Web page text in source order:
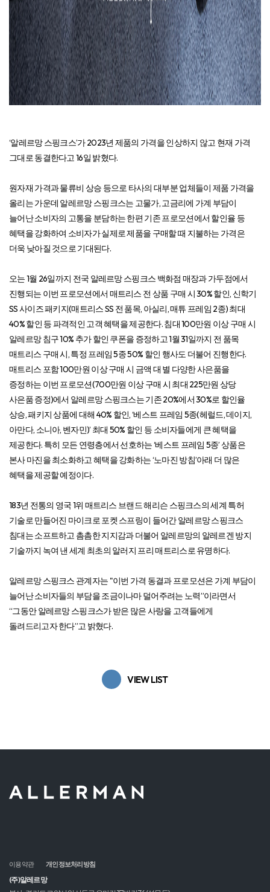
‘알레르망 스핑크스’가 2023년 제품의 가격을 인상하지 않고 현재 가격
그대로 동결한다고 16일 밝혔다.
원자재 가격과 물류비 상승 등으로 타사의 대부분 업체들이 제품 가격을
올리는 가운데 알레르망 스핑크스는 고물가, 고금리에 가계 부담이
늘어난 소비자의 고통을 분담하는 한편 기존 프로모션에서 할인율 등
혜택을 강화하여 소비자가 실제로 제품을 구매할 때 지불하는 가격은
더욱 낮아질 것으로 기대된다.
오는 1월 26일까지 전국 알레르망 스핑크스 백화점 매장과 가두점에서
진행되는 이번 프로모션에서 매트리스 전 상품 구매 시 30% 할인, 신학기
SS 사이즈 패키지(매트리스 SS 전 품목, 아실리, 매튜 프레임 2종) 최대
40% 할인 등 파격적인 고객 혜택을 제공한다. 침대 100만원 이상 구매 시
알레르망 침구 10% 추가 할인 쿠폰을 증정하고 1월 31일까지 전 품목
매트리스 구매 시, 특정 프레임 5종 50% 할인 행사도 더불어 진행한다.
매트리스 포함 100만원 이상 구매 시 금액 대 별 다양한 사은품을
증정하는 이번 프로모션(700만원 이상 구매 시 최대 225만원 상당
사은품 증정)에서 알레르망 스핑크스는 기존 20%에서 30%로 할인율
상승, 패키지 상품에 대해 40% 할인, ‘베스트 프레임 5종(헤럴드, 데이지,
아만다, 소니아, 벤자민)’ 최대 50% 할인 등 소비자들에게 큰 혜택을
제공한다. 특히 모든 연령층에서 선호하는 ‘베스트 프레임 5종’ 상품은
본사 마진을 최소화하고 혜택을 강화하는 ‘노마진 방침’아래 더 많은
혜택을 제공할 예정이다.
183년 전통의 영국 1위 매트리스 브랜드 해리슨 스핑크스의 세계 특허
기술로 만들어진 마이크로 포켓 스프링이 들어간 알레르망 스핑크스
침대는 소프트하고 촘촘한 지지감과 더불어 알레르망의 알레르겐 방지
기술까지 녹여 낸 세계 최초의 알러지 프리 매트리스로 유명하다.
알레르망 스핑크스 관계자는 "이번 가격 동결과 프로모션은 가계 부담이
늘어난 소비자들의 부담을 조금이나마 덜어주려는 노력”이라면서
“그동안 알레르망 스핑크스가 받은 많은 사랑을 고객들에게
돌려드리고자 한다”고 밝혔다.
VIEW LIST
이용약관 개인정보처리방침
(주)알레르망